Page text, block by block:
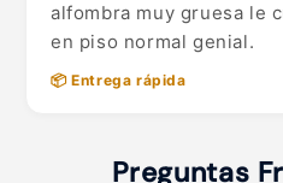
alfombra muy gruesa le
en piso normal genial.
📦 Entrega rápida
Preguntas